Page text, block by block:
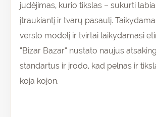
judėjimas, kurio tikslas – sukurti
įtraukiantį ir tvarų pasaulį.
verslo modelį ir tvirtai laikydamasi
“Bizar Bazar” nustato naujus
standartus ir įrodo, kad pelnas ir
koja kojon.